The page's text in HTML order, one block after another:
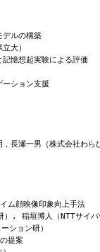
デルの構築
大）
記憶想起実験による評価
ーション支援
明，長瀬一男（株式会
ム顔映像印象向上手法
）, 稲垣博人（NTTサイバ
ション研）
提案